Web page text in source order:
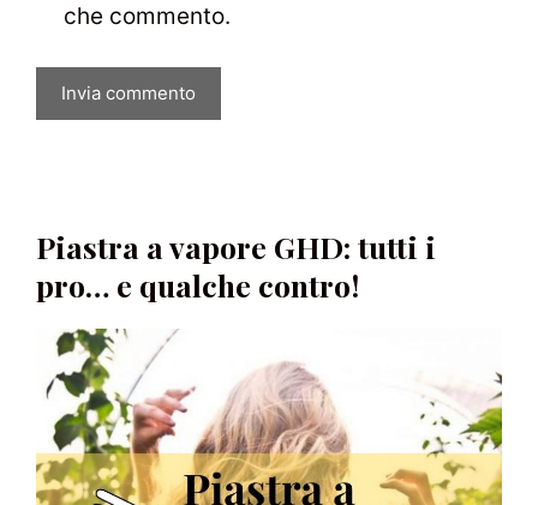
che commento.
Piastra a vapore GHD: tutti i
pro… e qualche contro!